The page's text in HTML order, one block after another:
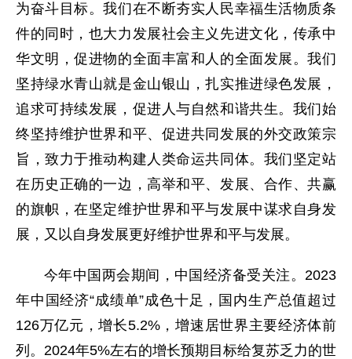
为奋斗目标。我们在不断夯实人民幸福生活物质条
件的同时，也大力发展社会主义先进文化，传承中
华文明，促进物的全面丰富和人的全面发展。我们
坚持绿水青山就是金山银山，扎实推进绿色发展，
追求可持续发展，促进人与自然和谐共生。我们始
终坚持维护世界和平、促进共同发展的外交政策宗
旨，致力于推动构建人类命运共同体。我们坚定站
在历史正确的一边，高举和平、发展、合作、共赢
的旗帜，在坚定维护世界和平与发展中谋求自身发
展，又以自身发展更好维护世界和平与发展。
今年中国两会期间，中国经济备受关注。2023
年中国经济“成绩单”成色十足，国内生产总值超过
126万亿元，增长5.2%，增速居世界主要经济体前
列。2024年5%左右的增长预期目标给复苏乏力的世